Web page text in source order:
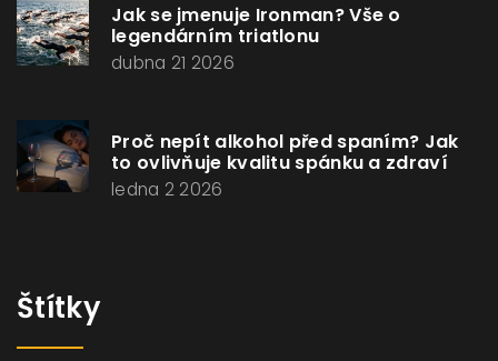
Jak se jmenuje Ironman? Vše o
legendárním triatlonu
dubna 21 2026
Proč nepít alkohol před spaním? Jak
to ovlivňuje kvalitu spánku a zdraví
ledna 2 2026
Štítky